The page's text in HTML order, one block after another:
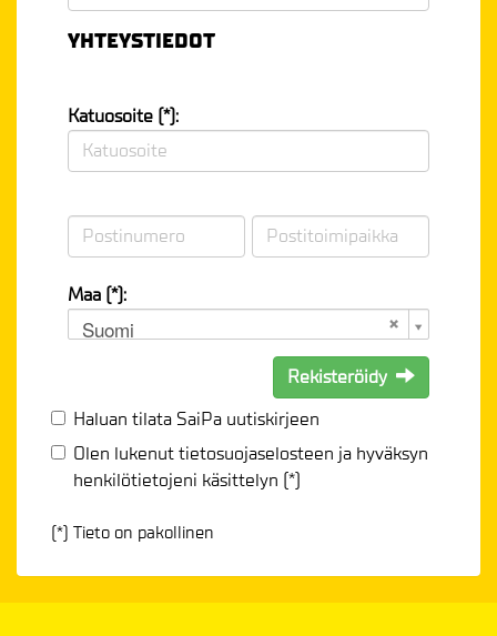
YHTEYSTIEDOT
Katuosoite (*):
Maa (*):
Suomi
Rekisteröidy
Haluan tilata SaiPa uutiskirjeen
Olen lukenuttietosuojaselosteen ja hyväksyn
henkilötietojeni käsittelyn (*)
(*) Tieto on pakollinen